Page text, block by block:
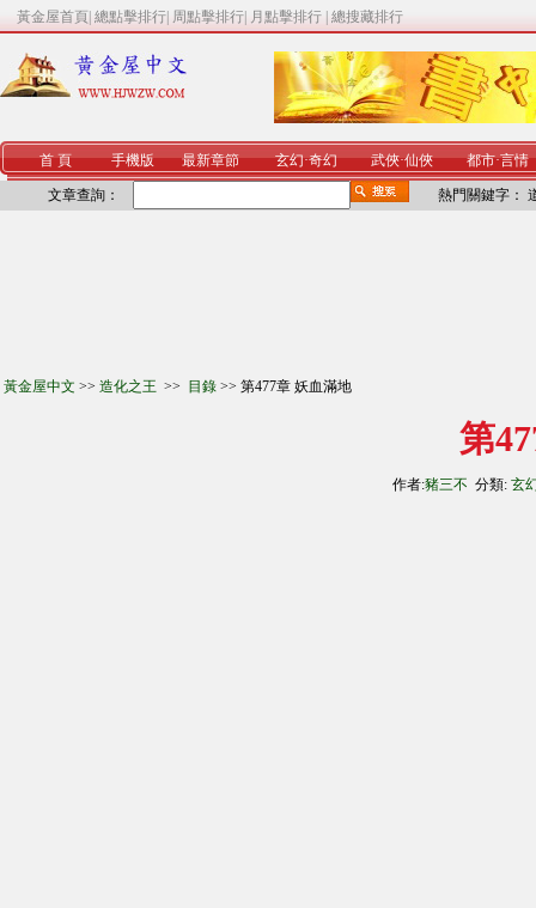
黃金屋首頁 總點擊排行 周點擊排行 月點擊排行 總搜藏排行
首 頁 手機版 最新章節 玄幻·奇幻 武俠·仙俠 都市·言情
文章查詢： 熱門關鍵字：
黃金屋中文 >> 造化之王 >> 目錄 >> 第477章 妖血滿地
第
作者:豬三不 分類: 玄